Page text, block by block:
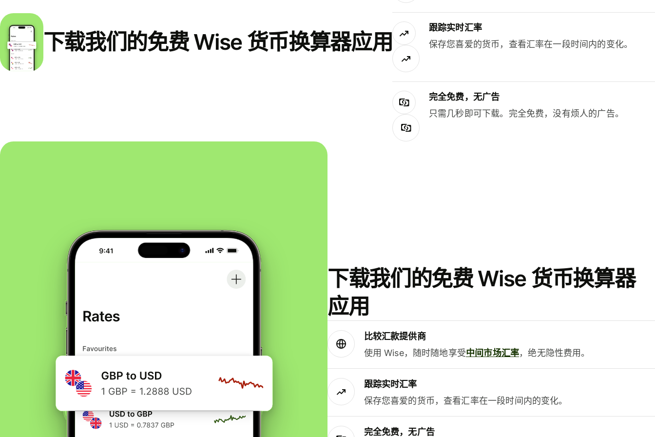
下载我们的免费 Wise 货币换算器应用
跟踪实时汇率
保存您喜爱的货币，查看汇率在一段时间内的变化。
完全免费，无广告
只需几秒即可下载。完全免费，没有烦人的广告。
下载我们的免费 Wise 货币换算器
应用
比较汇款提供商
使用 Wise，随时随地享受中间市场汇率，绝无隐性费用。
跟踪实时汇率
保存您喜爱的货币，查看汇率在一段时间内的变化。
完全免费，无广告